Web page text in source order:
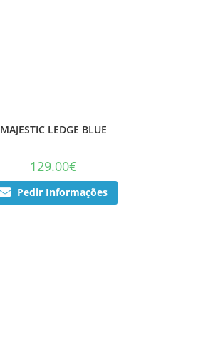
MAJESTIC LEDGE BLUE
129.00€
Pedir Informações